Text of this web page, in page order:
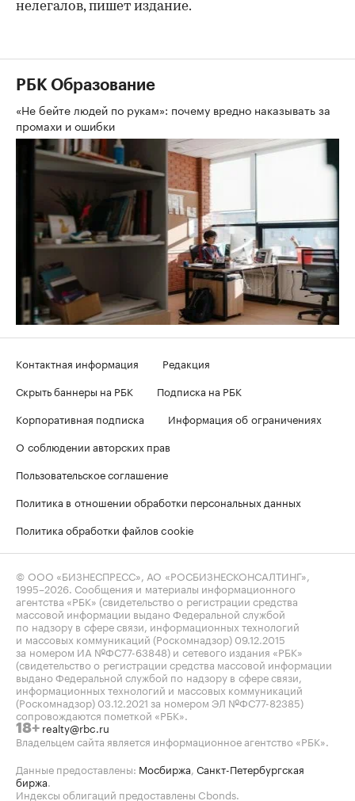
нелегалов, пишет издание.
РБК Образование
«Не бейте людей по рукам»: почему вредно наказывать за
промахи и ошибки
Контактная информация
Редакция
Скрыть баннеры на РБК
Подписка на РБК
Корпоративная подписка
Информация об ограничениях
О соблюдении авторских прав
Пользовательское соглашение
Политика в отношении обработки персональных данных
Политика обработки файлов cookie
© ООО «БИЗНЕСПРЕСС», АО «РОСБИЗНЕСКОНСАЛТИНГ»,
1995–2026 . Сообщения и материалы информационного
агентства «РБК» (свидетельство о регистрации средства
массовой информации выдано Федеральной службой
по надзору в сфере связи, информационных технологий
и массовых коммуникаций (Роскомнадзор) 09.12.2015
за номером ИА №ФС77-63848) и сетевого издания «РБК»
(свидетельство о регистрации средства массовой информации
выдано Федеральной службой по надзору в сфере связи,
информационных технологий и массовых коммуникаций
(Роскомнадзор) 03.12.2021 за номером ЭЛ №ФС77-82385)
сопровождаются пометкой «РБК».
18+ realty@rbc.ru
Владельцем сайта является информационное агентство «РБК».
Данные предоставлены: Мосбиржа Санкт-Петербургская
биржа
Индексы облигаций предоставлены Cbonds.